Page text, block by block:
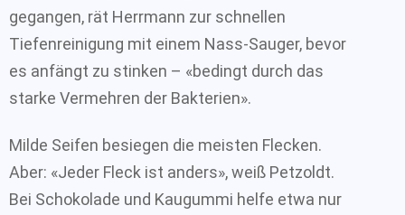
gegangen, rät Herrmann zur schnellen
Tiefenreinigung mit einem Nass-Sauger, bevor
es anfängt zu stinken – «bedingt durch das
starke Vermehren der Bakterien».
Milde Seifen besiegen die meisten Flecken.
Aber: «Jeder Fleck ist anders», weiß Petzoldt.
Bei Schokolade und Kaugummi helfe etwa nur